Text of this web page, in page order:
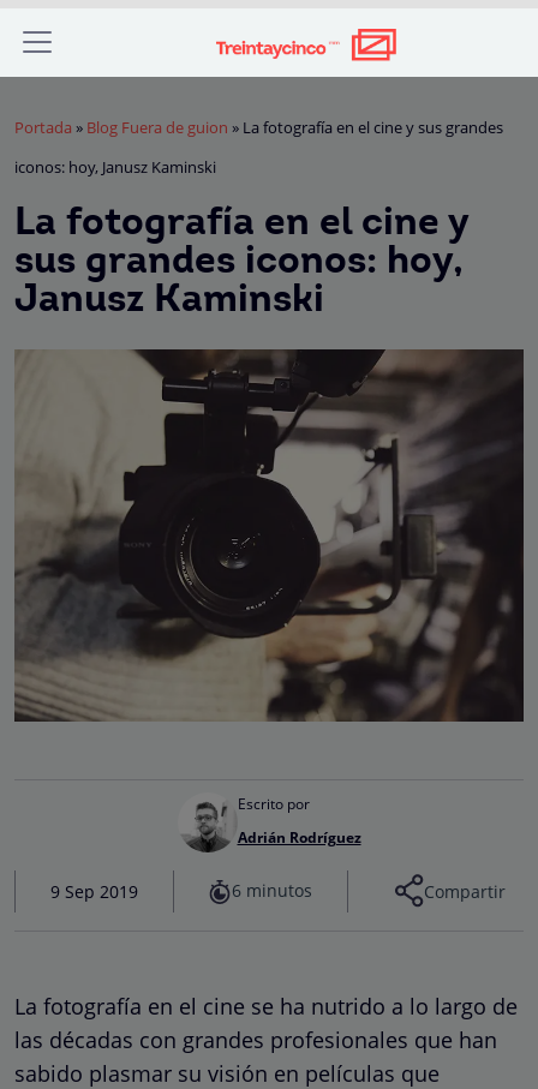
Portada » Blog Fuera de guion » La fotografía en el cine y sus grandes
iconos: hoy, Janusz Kaminski
La fotografía en el cine y
sus grandes iconos: hoy,
Janusz Kaminski
Escrito por
Adrián Rodríguez
9 Sep 2019 6 minutos Compartir
La fotografía en el cine se ha nutrido a lo largo de
las décadas con grandes profesionales que han
sabido plasmar su visión en películas que